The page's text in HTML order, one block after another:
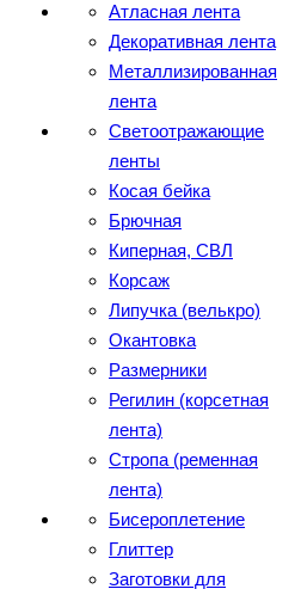
Атласная лента
Декоративная лента
Металлизированная
лента
Светоотражающие
ленты
Косая бейка
Брючная
Киперная, СВЛ
Корсаж
Липучка (велькро)
Окантовка
Размерники
Регилин (корсетная
лента)
Стропа (ременная
лента)
Бисероплетение
Глиттер
Заготовки для